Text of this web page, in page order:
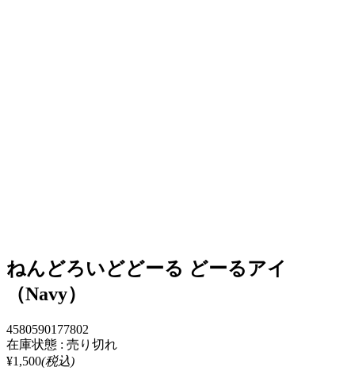
ねんどろいどどーる どーるアイ
（Navy）
4580590177802
在庫状態 : 売り切れ
¥1,500(税込)